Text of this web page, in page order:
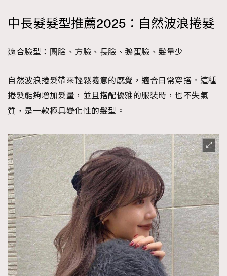
中長髮髮型推薦2025：自然波浪捲髮
適合臉型：圓臉、方臉、長臉、鵝蛋臉、髮量少
自然波浪捲髮帶來輕鬆隨意的感覺，適合日常穿搭。這種
捲髮能夠增加髮量，並且搭配優雅的服裝時，也不失氣
質，是一款極具變化性的髮型。